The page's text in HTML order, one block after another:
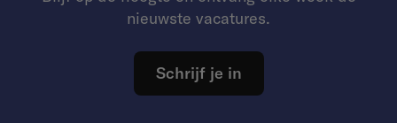
nieuwste vacatures.
Schrijf je in